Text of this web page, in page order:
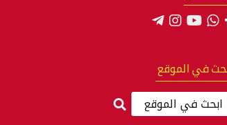
في الموقع